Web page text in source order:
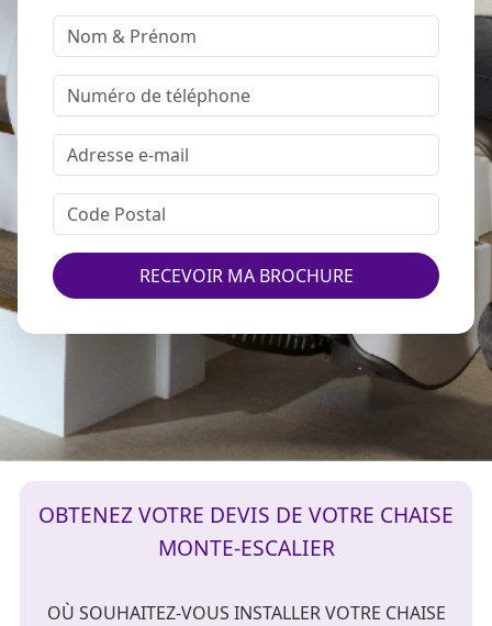
RECEVOIR MA BROCHURE
OBTENEZ VOTRE DEVIS DE VOTRE CHAISE
MONTE-ESCALIER
OÙ SOUHAITEZ-VOUS INSTALLER VOTRE CHAISE